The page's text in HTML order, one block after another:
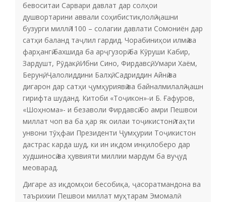
бевоситаи Сарвари давлат дар солҳои
душвортарини аввали соҳибистиқлолӣ ҷашни
бузурги миллӣ 1100 – солагии давлати Сомониён дар
сатҳи баланд таҷлил гардид. Чорабиниҳои илмӣ ва
фарҳангӣ бахшида ба арҷгузорӣ ба Кӯруши Кабир,
Зардушт, Рӯдакӣ, Ибни Сино, Фирдавсӣ, Умари Хаём,
Берунӣ, Ҷалолиддини Балхӣ, Садриддин Айнӣ ва
дигарон дар сатҳи ҷумҳуриявӣ ва байналмилалӣ ҷашн
гирифта шуданд. Китоби «Тоҷикон»-и Б. Ғафуров,
«Шоҳнома»- и безаволи Фирдавсӣ бо амри Пешвои
миллат чоп ва ба ҳар як оилаи тоҷикистонӣ таҳти
унвони тӯҳфаи Президенти Ҷумҳурии Тоҷикистон
дастрас карда шуд, ки ин иқдом инқилоберо дар
худшиносӣ ва ҳуввияти миллии мардум ба вуҷуд
меоварад.
Дигаре аз иқдомҳои бесобиқа, ҷасоратмандона ва
таърихии Пешвои миллат муҳтарам Эмомалӣ